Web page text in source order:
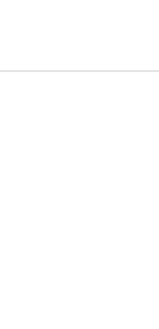
屆第十一次董監事
陳明新為共黨分子均